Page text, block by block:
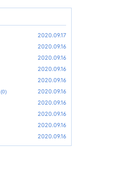
2020.09.17
2020.09.16
2020.09.16
2020.09.16
2020.09.16
(0) 2020.09.16
2020.09.16
2020.09.16
2020.09.16
2020.09.16